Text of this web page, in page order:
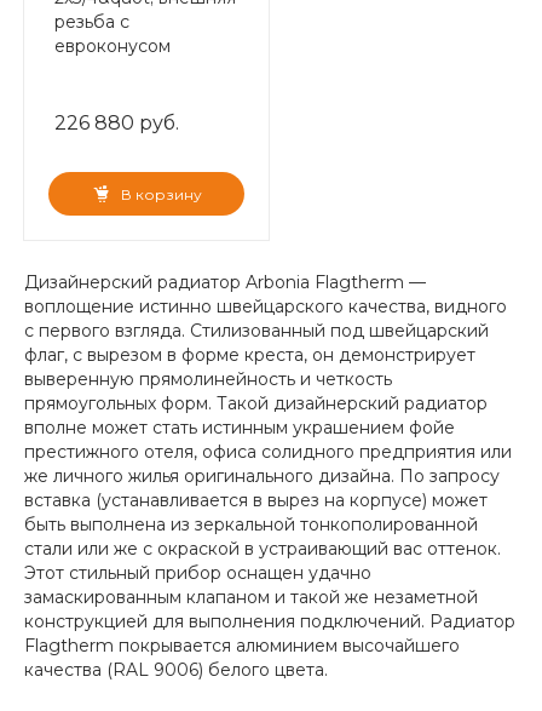
резьба с
евроконусом
226 880 руб.
В корзину
Дизайнерский радиатор Arbonia Flagtherm —
воплощение истинно швейцарского качества, видного
с первого взгляда. Стилизованный под швейцарский
флаг, с вырезом в форме креста, он демонстрирует
выверенную прямолинейность и четкость
прямоугольных форм. Такой дизайнерский радиатор
вполне может стать истинным украшением фойе
престижного отеля, офиса солидного предприятия или
же личного жилья оригинального дизайна. По запросу
вставка (устанавливается в вырез на корпусе) может
быть выполнена из зеркальной тонкополированной
стали или же с окраской в устраивающий вас оттенок.
Этот стильный прибор оснащен удачно
замаскированным клапаном и такой же незаметной
конструкцией для выполнения подключений. Радиатор
Flagtherm покрывается алюминием высочайшего
качества (RAL 9006) белого цвета.